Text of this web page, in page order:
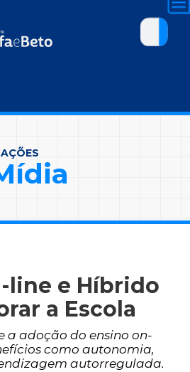
line e Híbrido
a Escola
a adoção do ensino on-
como autonomia,
autorregulada.